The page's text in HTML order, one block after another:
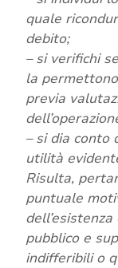
quale
debito;
– si verifichi
la
previa
– si dia conto
utilità
Risulta,
puntuale
pubblico e
indifferibili o